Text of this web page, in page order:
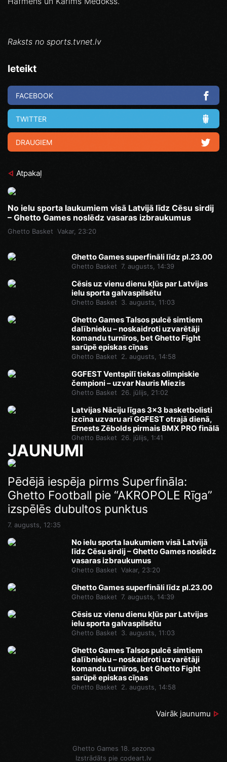
Raksts no sports.tvnet.lv
Ieteikt
FACEBOOK
TWITTER
DRAUGIEM
Atpakaļ
No ielu sporta laukumiem visā Latvijā līdz Cēsu sirdij
– Ghetto Games noslēdz vasaras izbraukumus
Ghetto Basket Vakar, 23:20
Ghetto Games superfināli līdz pl.23.00
Ghetto Basket 7. augusts, 14:39
Cēsis uz vienu dienu kļūs par Latvijas
ielu sporta galvaspilsētu
Ghetto Basket 3. augusts, 11:03
Ghetto Games Talsos pulcē simtiem
dalībnieku – noskaidroti uzvarētāji
komandu turnīros, bet Ghetto Fight
sarūpē episkas cīņas
Ghetto Basket 2. augusts, 14:58
GGFEST Ventspilī tiekas olimpiskie
čempioni – uzvar Nauris Miezis
Ghetto Basket 26. jūlijs, 21:02
Latvijas Nāciju līgas 3x3 basketbolisti
izcīna uzvaru arī GGFEST otrajā dienā,
Ernests Zēbolds pirmais BMX PRO finālā
Ghetto Basket 26. jūlijs, 1:41
JAUNUMI
Ghetto Games superfināli līdz pl.23.00
7. augusts, 14:46
Pēdējā iespēja pirms Superfināla:
Ghetto Football pie “AKROPOLE Rīga”
izspēlēs dubultos punktus
7. augusts, 12:35
No ielu sporta laukumiem visā Latvijā
līdz Cēsu sirdij – Ghetto Games noslēdz
vasaras izbraukumus
Ghetto Basket Vakar, 23:20
Ghetto Games superfināli līdz pl.23.00
Ghetto Basket 7. augusts, 14:39
Cēsis uz vienu dienu kļūs par Latvijas
ielu sporta galvaspilsētu
Ghetto Basket 3. augusts, 11:03
Ghetto Games Talsos pulcē simtiem
dalībnieku – noskaidroti uzvarētāji
komandu turnīros, bet Ghetto Fight
sarūpē episkas cīņas
Ghetto Basket 2. augusts, 14:58
Vairāk jaunumu
Ghetto Games 18. sezona
Izstrādāts pie codeart.lv